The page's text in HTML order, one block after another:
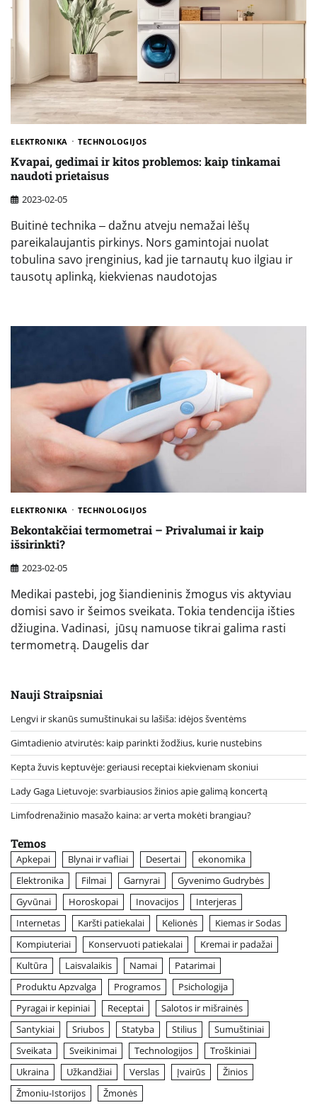
ELEKTRONIKA TECHNOLOGIJOS
Kvapai, gedimai ir kitos problemos: kaip tinkamai
naudoti prietaisus
2023-02-05
Buitinė technika ‒ dažnu atveju nemažai lėšų
pareikalaujantis pirkinys. Nors gamintojai nuolat
tobulina savo įrenginius, kad jie tarnautų kuo ilgiau ir
tausotų aplinką, kiekvienas naudotojas
ELEKTRONIKA TECHNOLOGIJOS
Bekontakčiai termometrai – Privalumai ir kaip
išsirinkti?
2023-02-05
Medikai pastebi, jog šiandieninis žmogus vis aktyviau
domisi savo ir šeimos sveikata. Tokia tendencija išties
džiugina. Vadinasi, jūsų namuose tikrai galima rasti
termometrą. Daugelis dar
Nauji Straipsniai
Lengvi ir skanūs sumuštinukai su lašiša: idėjos šventėms
Gimtadienio atvirutės: kaip parinkti žodžius, kurie nustebins
Kepta žuvis keptuvėje: geriausi receptai kiekvienam skoniui
Lady Gaga Lietuvoje: svarbiausios žinios apie galimą koncertą
Limfodrenažinio masažo kaina: ar verta mokėti brangiau?
Temos
Apkepai Blynai ir vafliai Desertai
ekonomika
Elektronika
Filmai Garnyrai
Gyvenimo Gudrybės
Gyvūnai
Horoskopai Inovacijos
Interjeras
Internetas
Karšti patiekalai Kelionės
Kiemas ir Sodas
Kompiuteriai
Konservuoti patiekalai
Kremai ir padažai
Kultūra
Laisvalaikis Namai
Patarimai
Produktu Apzvalga
Programos
Psichologija
Pyragai ir kepiniai
Receptai
Salotos ir mišrainės
Santykiai
Sriubos Statyba Stilius
Sumuštiniai
Sveikata
Sveikinimai Technologijos
Troškiniai
Ukraina
Užkandžiai Verslas Įvairūs
Žinios
Žmoniu-Istorijos
Žmonės